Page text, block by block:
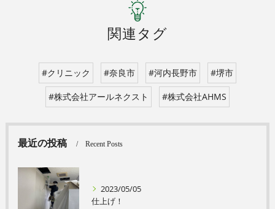
関連タグ
#クリニック #奈良市 #河内長野市 #堺市
#株式会社アールネクスト #株式会社AHMS
最近の投稿 Recent Posts
2023/05/05
仕上げ！